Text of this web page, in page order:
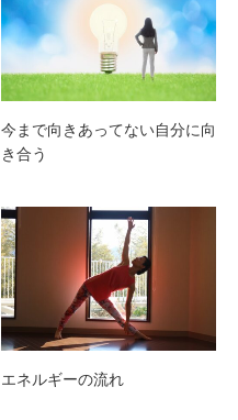
今まで向きあってない自分に向
き合う
エネルギーの流れ